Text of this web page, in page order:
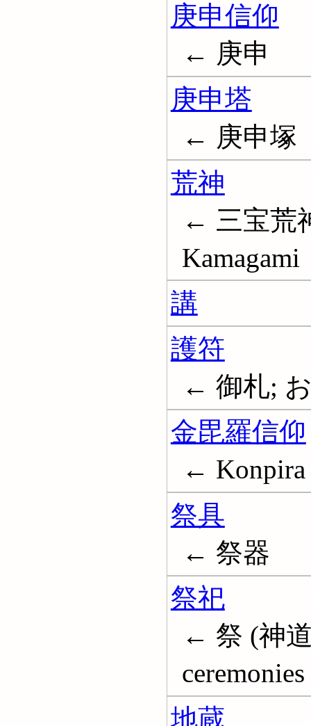
庚申信仰
← 庚申
庚申塔
← 庚申塚
荒神
← 三宝荒
Kamagami
講
護符
← 御札;
金毘羅信仰
← Konpira
祭具
← 祭器
祭祀
← 祭 (神
ceremonies
地蔵